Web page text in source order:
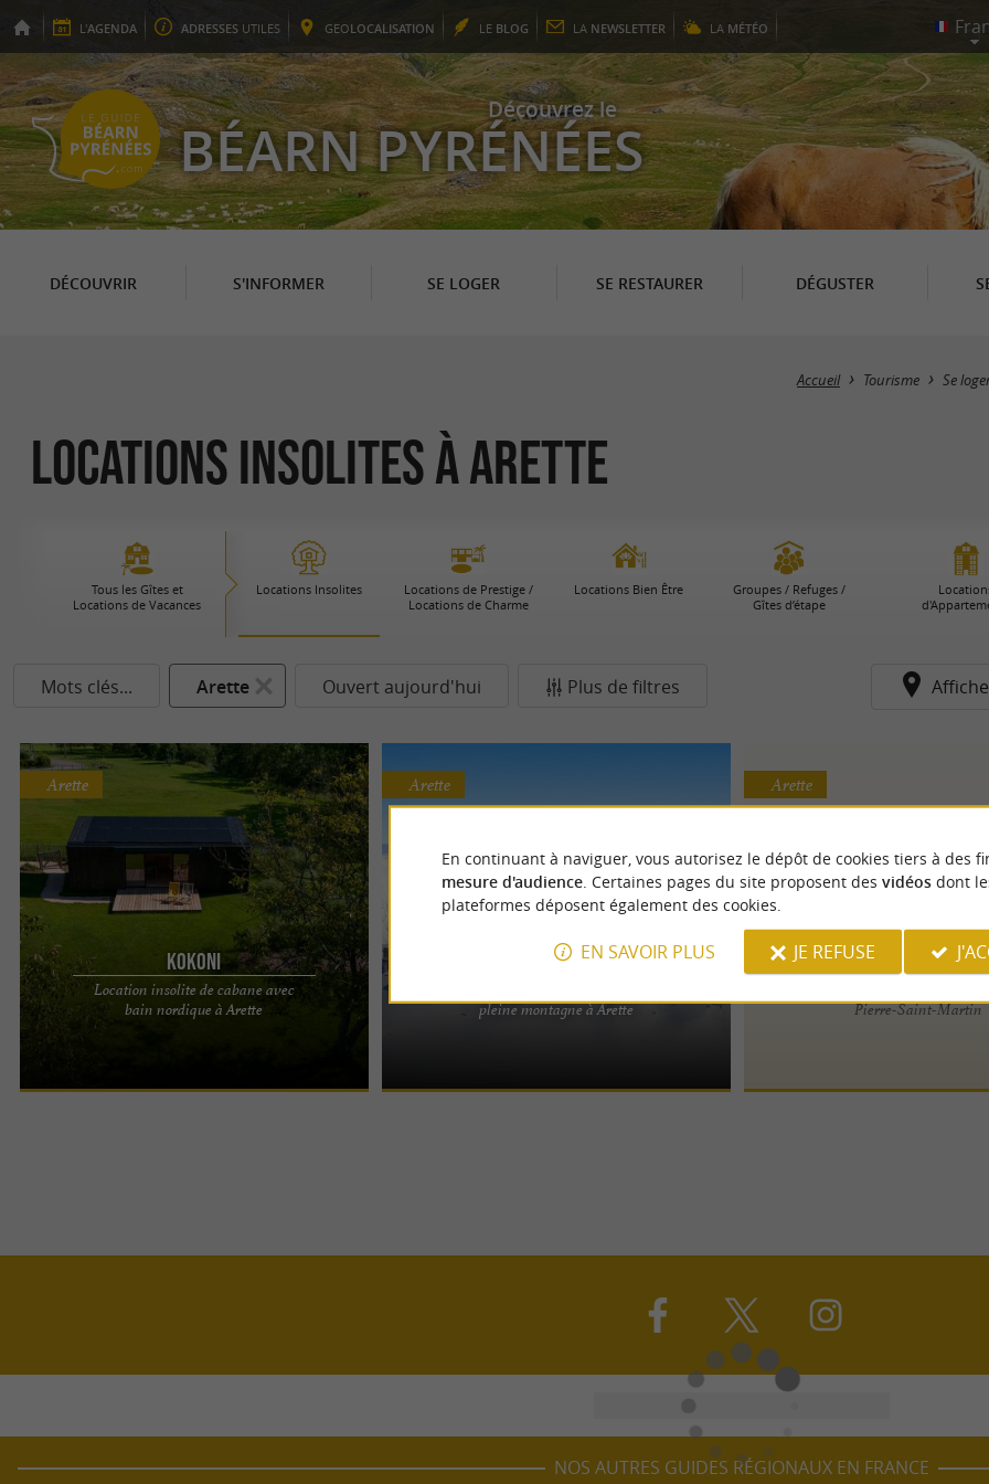
L'AGENDA ADRESSES UTILES GEOLOCALISATION LE BLOG LA NEWSLETTER LA MÉTÉO
Découvrez le
BÉARN PYRÉNÉES
DÉCOUVRIR S'INFORMER SE LOGER SE RESTAURER DÉGUSTER
Accueil Tourisme Se
Locations Insolites à Arette
Tous les Gîtes et
Locations de Vacances
Locations Insolites
Locations de Prestige /
Locations de Charme
Locations Bien Être
Groupes / Refuges /
Gîtes d’étape
Mots clés... Arette Ouvert aujourd'hui Plus de filtres
Kokoni
Location insolite de cabane avec
bain nordique à Arette
Arette
Kokoni, une location insolite de cabane avec bain
nordique dans le Béarn C’est au cœur de la nature
Atipic lodge
pleine montagne à Arette
Arette
Atipic Lodge, une location insolite avec bain
nordique en pleine montagne dans les Pyrénées
Bulle d'Oxygène
Pierre-Saint-Martin
Arette
NOS AUTRES GUIDES RÉGIONAUX EN FRANCE
En continuant à naviguer, vous autorisez le dépôt de cookies tiers à des
mesure d'audience. Certaines pages du site proposent des vidéosdont
plateformes déposent également des cookies.
EN SAVOIR PLUS JE REFUSE